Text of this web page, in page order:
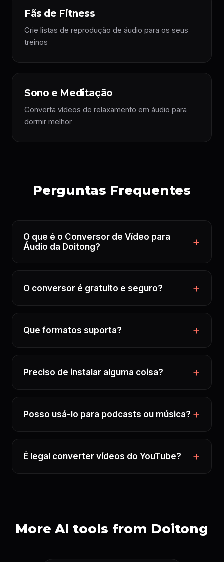
Fãs de Fitness
Crie listas de reprodução de áudio para os seus
treinos
Sono e Meditação
Converta vídeos de relaxamento em áudio para
dormir melhor
Perguntas Frequentes
O que é o Conversor de Vídeo para
Áudio da Doitong?
O conversor é gratuito e seguro?
Que formatos suporta?
Preciso de instalar alguma coisa?
Posso usá-lo para podcasts ou música?
É legal converter vídeos do YouTube?
More AI tools from Doitong